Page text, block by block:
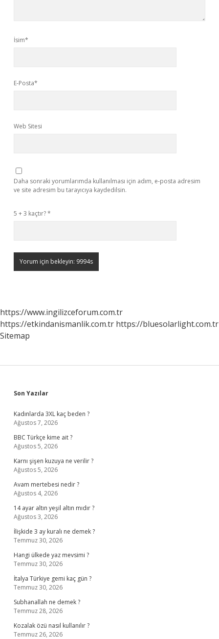
İsim*
E-Posta*
Web Sitesi
Daha sonraki yorumlarımda kullanılması için adım, e-posta adresim
ve site adresim bu tarayıcıya kaydedilsin.
5 + 3 kaçtır?*
https://www.ingilizceforum.com.tr
https://etkindanismanlik.com.tr https://bluesolarlight.com.tr
Sitemap
Sidebar
Son Yazılar
Kadınlarda 3XL kaç beden ?
Ağustos 7, 2026
BBC Türkçe kime ait ?
Ağustos 5, 2026
Karnı şişen kuzuya ne verilir ?
Ağustos 5, 2026
Avam mertebesi nedir ?
Ağustos 4, 2026
14 ayar altın yeşil altın mıdır ?
Ağustos 3, 2026
İlişkide 3 ay kuralı ne demek ?
Temmuz 30, 2026
Hangi ülkede yaz mevsimi ?
Temmuz 30, 2026
İtalya Türkiye gemi kaç gün ?
Temmuz 30, 2026
Subhanallah ne demek ?
Temmuz 28, 2026
Kozalak özü nasıl kullanılır ?
Temmuz 26, 2026